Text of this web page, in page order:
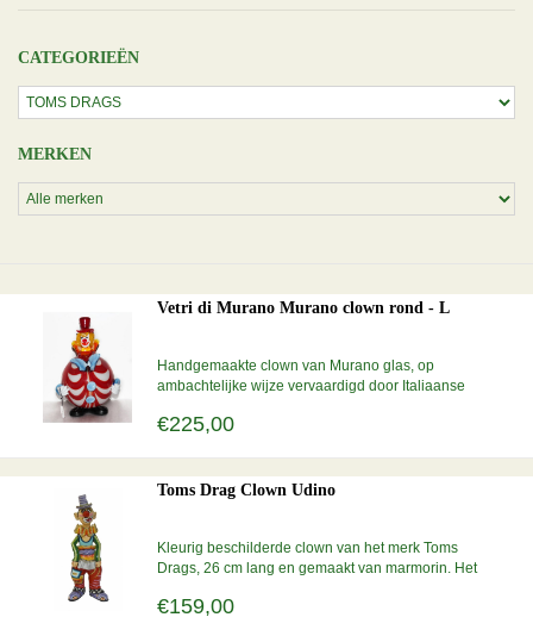
CATEGORIEËN
MERKEN
Vetri di Murano Murano clown rond - L
Handgemaakte clown van Murano glas, op
ambachtelijke wijze vervaardigd door Italiaanse
€225,00
Toms Drag Clown Udino
Kleurig beschilderde clown van het merk Toms
Drags, 26 cm lang en gemaakt van marmorin. Het
verschillende figuren. Dit kunstbeeldje is
€159,00